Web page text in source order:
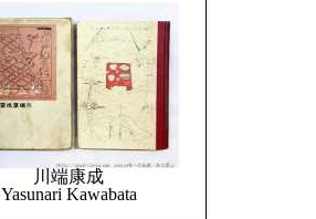
川端康成
Yasunari Kawabata